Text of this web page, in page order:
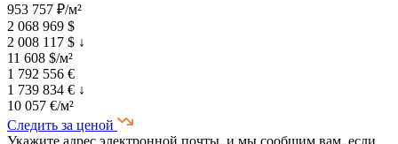
953 757 ₽/м²
2 068 969 $
2 008 117 $ ↓
11 608 $/м²
1 792 556 €
1 739 834 € ↓
10 057 €/м²
Следить за ценой
Укажите адрес электронной почты, и мы сообщим вам, если